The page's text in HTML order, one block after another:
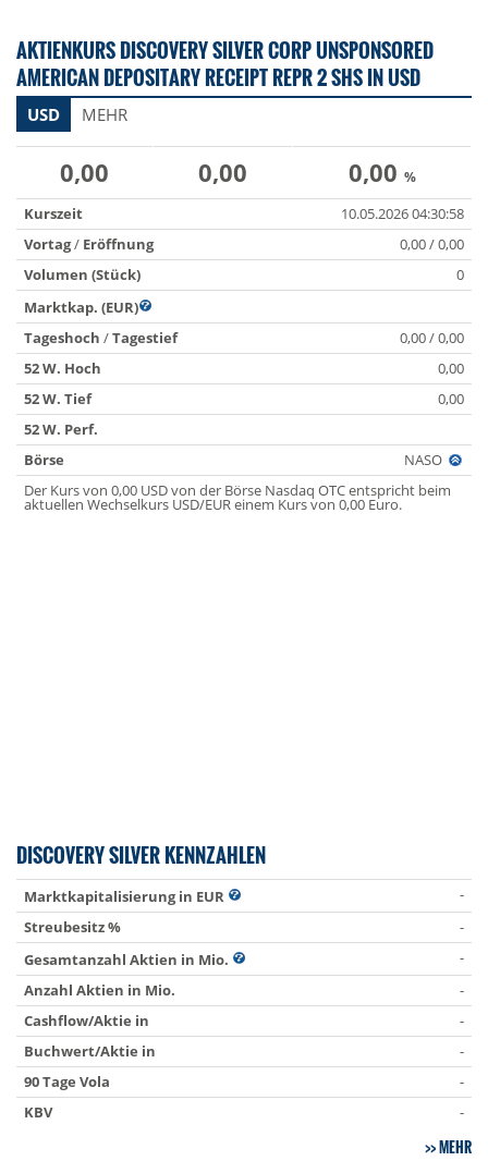
AKTIENKURS DISCOVERY SILVER CORP UNSPONSORED
AMERICAN DEPOSITARY RECEIPT REPR 2 SHS IN USD
USD MEHR
0,00 0,00 0,00 %
Kurszeit
10.05.2026 04:30:58
Vortag/ Eröffnung
0,00 / 0,00
Volumen (Stück)
0
Marktkap. (EUR)
Tageshoch /Tagestief
0,00 / 0,00
52 W. Hoch
0,00
52 W. Tief
0,00
52 W. Perf.
Börse
NASO
Der Kurs von 0,00 USD von der Börse Nasdaq OTC entspricht beim
aktuellen Wechselkurs USD/EUR einem Kurs von 0,00 Euro.
DISCOVERY SILVER KENNZAHLEN
Marktkapitalisierung in EUR
-
Streubesitz %
-
Gesamtanzahl Aktien in Mio.
-
Anzahl Aktien in Mio.
-
Cashflow/Aktie in
-
Buchwert/Aktie in
-
90 Tage Vola
-
KBV
-
MEHR